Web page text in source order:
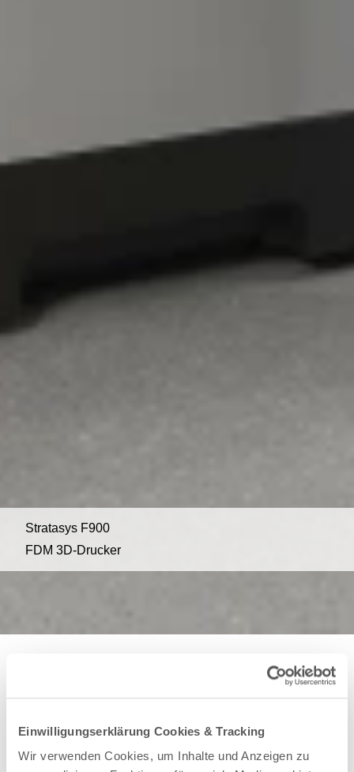
Einwilligungserklärung Cookies & Tracking
Wir verwenden Cookies, um Inhalte und Anzeigen zu
Stratasys F900
FDM 3D-Drucker
Langlebigkeit und Größe. Der Stratasys F900 ist der
leistungsfähigste zurzeit verfügbare 3D-Drucker mit